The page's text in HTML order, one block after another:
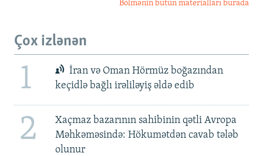
Bölmənin bütün materialları burada
Çox izlənən
1
İran və Oman Hörmüz boğazından
keçidlə bağlı irəliləyiş əldə edib
2
Xaçmaz bazarının sahibinin qətli Avropa
Məhkəməsində: Hökumətdən cavab tələb
olunur